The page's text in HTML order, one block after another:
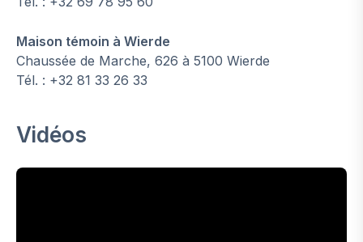
Maison témoin à Wierde
Chaussée de Marche, 626 à 5100 Wierde
Tél. : +32 81 33 26 33
Vidéos